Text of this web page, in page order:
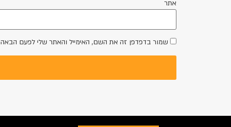
אתר
שמור בדפדפן זה את השם, האימייל והאתר שלי לפעם